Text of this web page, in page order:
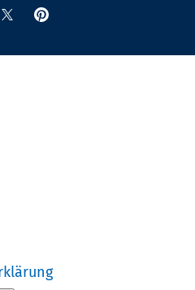
TeilenAnpinnen